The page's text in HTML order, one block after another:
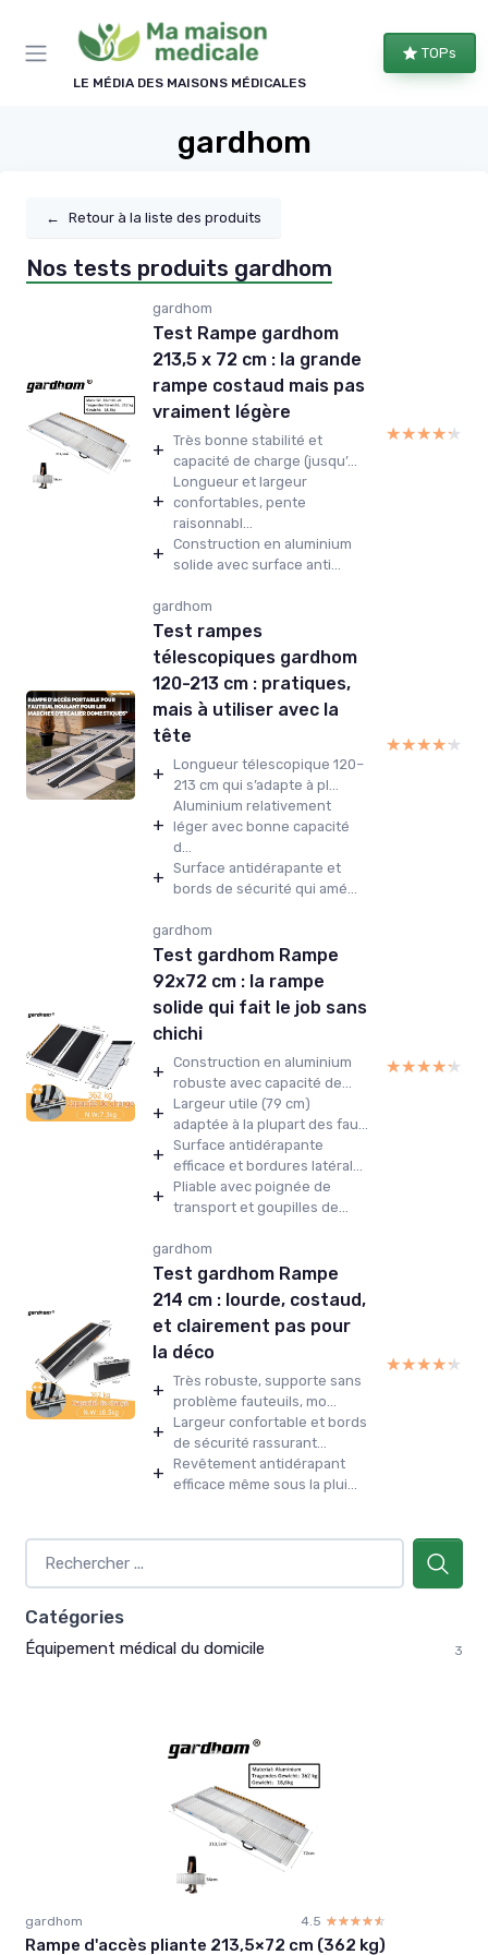
LE MÉDIA DES MAISONS MÉDICALES
TOPs
gardhom
← Retour à la liste des produits
Nos tests produits gardhom
gardhom
Test Rampe gardhom
213,5 x 72 cm : la grande
rampe costaud mais pas
vraiment légère
+ Très bonne stabilité et
capacité de charge (jusqu’...
+
Longueur et largeur
confortables, pente
raisonnabl...
+ Construction en aluminium
solide avec surface anti...
★★★★★
★★★★★
gardhom
Test rampes
télescopiques gardhom
120-213 cm : pratiques,
mais à utiliser avec la
tête
+ Longueur télescopique 120–
213 cm qui s’adapte à pl...
+
Aluminium relativement
léger avec bonne capacité
d...
+ Surface antidérapante et
bords de sécurité qui amé...
★★★★★
★★★★★
gardhom
Test gardhom Rampe
92x72 cm : la rampe
solide qui fait le job sans
chichi
+ Construction en aluminium
robuste avec capacité de...
+ Largeur utile (79 cm)
adaptée à la plupart des fau...
+ Surface antidérapante
efficace et bordures latéral...
+ Pliable avec poignée de
transport et goupilles de...
★★★★★
★★★★★
gardhom
Test gardhom Rampe
214 cm : lourde, costaud,
et clairement pas pour
la déco
+ Très robuste, supporte sans
problème fauteuils, mo...
+ Largeur confortable et bords
de sécurité rassurant...
+ Revêtement antidérapant
efficace même sous la plui...
★★★★★
★★★★★
Catégories
Équipement médical du domicile 3
gardhom 4.5 ☆☆☆☆☆
★★★★★
Rampe d'accès pliante 213,5×72 cm (362 kg)